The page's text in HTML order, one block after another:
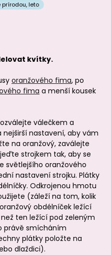
prírodou, leto
kvítky.
oranžového fima, po
fima a menší kousek
válečkem a
nastavení, aby vám
na oranžový, zaválejte
strojkem tak, aby se
světlejšího oranžového
nastavení strojku. Plátky
Odkrojenou hmotu
(záleží na tom, kolik
obdélníček ležící
ten ležící pod zeleným
právě smícháním
plátky položte na
dlaždici).